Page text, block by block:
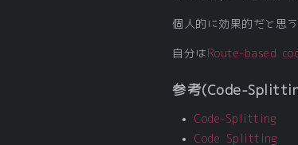
個人的に効果的だと思
自分は Route-based
参考(Code-
Code-Splitting
Code Splitting